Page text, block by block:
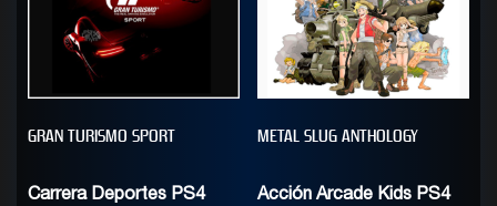
GRAN TURISMO SPORT
Carrera Deportes PS4
METAL SLUG ANTHOLOGY
Acción Arcade Kids PS4